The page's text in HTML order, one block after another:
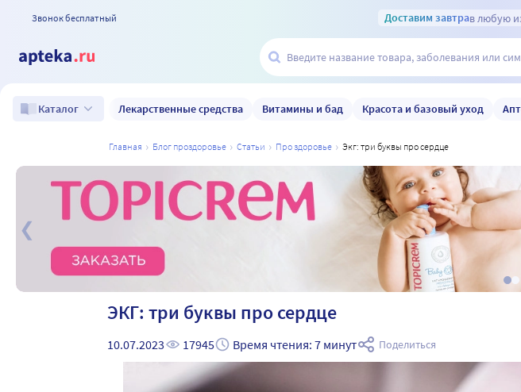
Звонок бесплатный Доставим завтрав любую
Каталог Лекарственные средства Витамины и бад Красота и базовый уход
главная блог проздоровье статьи про здоровье экг: три буквы про сердце
ЭКГ: три буквы про сердце
10.07.2023 17945 Время чтения: 7 минут Поделиться